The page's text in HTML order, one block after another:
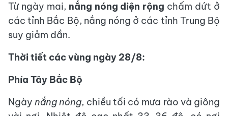
Từ ngày mai, nắng nóng diện rộng chấm dứt ở
các tỉnh Bắc Bộ, nắng nóng ở các tỉnh Trung Bộ
suy giảm dần.
Thời tiết các vùng ngày 28/8:
Phía Tây Bắc Bộ
Ngàynắng nóng, chiều tối có mưa rào và giông